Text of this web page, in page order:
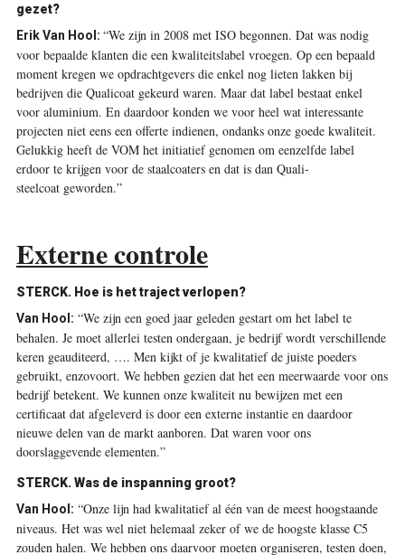
gezet?
Erik Van Hool: “We zijn in 2008 met ISO begonnen. Dat was nodig
voor bepaalde klanten die een kwaliteitslabel vroegen. Op een bepaald
moment kregen we opdrachtgevers die enkel nog lieten lakken bij
bedrijven die Qualicoat gekeurd waren. Maar dat label bestaat enkel
voor aluminium. En daardoor konden we voor heel wat interessante
projecten niet eens een offerte indienen, ondanks onze goede kwaliteit.
Gelukkig heeft de VOM het initiatief genomen om eenzelfde label
erdoor te krijgen voor de staalcoaters en dat is dan Quali-
steelcoat geworden.”
Externe controle
STERCK. Hoe is het traject verlopen?
Van Hool: “We zijn een goed jaar geleden gestart om het label te
behalen. Je moet allerlei testen ondergaan, je bedrijf wordt verschillende
keren geauditeerd, …. Men kijkt of je kwalitatief de juiste poeders
gebruikt, enzovoort. We hebben gezien dat het een meerwaarde voor ons
bedrijf betekent. We kunnen onze kwaliteit nu bewijzen met een
certificaat dat afgeleverd is door een externe instantie en daardoor
nieuwe delen van de markt aanboren. Dat waren voor ons
doorslaggevende elementen.”
STERCK. Was de inspanning groot?
Van Hool: “Onze lijn had kwalitatief al één van de meest hoogstaande
niveaus. Het was wel niet helemaal zeker of we de hoogste klasse C5
zouden halen. We hebben ons daarvoor moeten organiseren, testen doen,